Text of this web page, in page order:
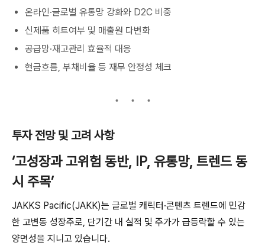
온라인·글로벌 유통망 강화와 D2C 비중
신제품 히트여부 및 매출원 다변화
공급망·재고관리 효율적 대응
현금흐름, 부채비율 등 재무 안정성 체크
투자 전망 및 고려 사항
‘고성장과 고위험 동반, IP, 유통망, 트렌드 동
시 주목’
JAKKS Pacific(JAKK)는 글로벌 캐릭터·콘텐츠 트렌드에 민감
한 고변동 성장주로, 단기간 내 실적 및 주가가 급등락할 수 있는
양면성을 지니고 있습니다.